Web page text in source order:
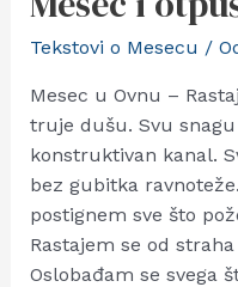
Tekstovi o Mesecu /
Mesec u Ovnu –
truje dušu. Svu
konstruktivan kanal.
bez gubitka
postignem sve što
Rastajem se od
Oslobađam se svega